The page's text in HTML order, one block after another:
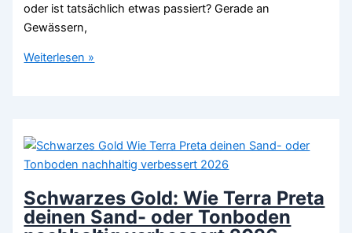
oder ist tatsächlich etwas passiert? Gerade an
Gewässern,
Mann
von
Handy-
Forensik
2026
Weiterlesen »
Schwarzes Gold: Wie Terra Preta
deinen Sand- oder Tonboden